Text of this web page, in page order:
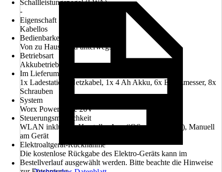
Schallleistungspegel (LWA)
-
Eigenschaft
Kabellos
Bedienbarkeit über App
Von zu Hause und unterwegs
Betriebsart
Akkubetrieb
Im Lieferumfang enthalten
1x Ladestation, Netzkabel, 1x 4 Ah Akku, 6x Ersatzmesser, 8x
Schrauben
System
Worx PowerShare 20V
Steuerungsmöglichkeit
WLAN inklusive, Hersteller App (iOS und Android), Manuell
am Gerät
Elektroaltgerät-Rücknahme
Die kostenlose Rückgabe des Elektro-Geräts kann im
Bestellverlauf ausgewählt werden. Bitte beachte die Hinweise